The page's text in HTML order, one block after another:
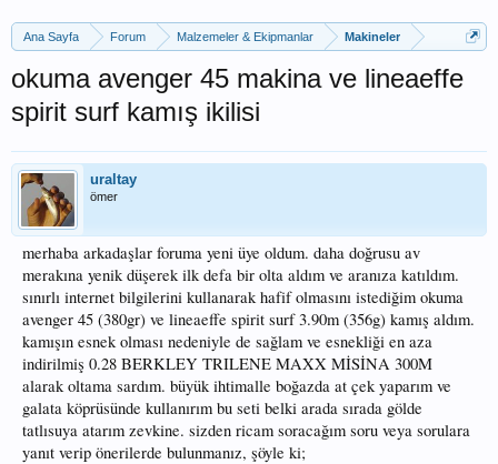
Ana Sayfa Forum Malzemeler & Ekipmanlar Makineler
okuma avenger 45 makina ve lineaeffe
spirit surf kamış ikilisi
uraltay
ömer
merhaba arkadaşlar foruma yeni üye oldum. daha doğrusu av
merakına yenik düşerek ilk defa bir olta aldım ve aranıza katıldım.
sınırlı internet bilgilerini kullanarak hafif olmasını istediğim okuma
avenger 45 (380gr) ve lineaeffe spirit surf 3.90m (356g) kamış aldım.
kamışın esnek olması nedeniyle de sağlam ve esnekliği en aza
indirilmiş 0.28 BERKLEY TRILENE MAXX MİSİNA 300M
alarak oltama sardım. büyük ihtimalle boğazda at çek yaparım ve
galata köprüsünde kullanırım bu seti belki arada sırada gölde
tatlısuya atarım zevkine. sizden ricam soracağım soru veya sorulara
yanıt verip önerilerde bulunmanız, şöyle ki;